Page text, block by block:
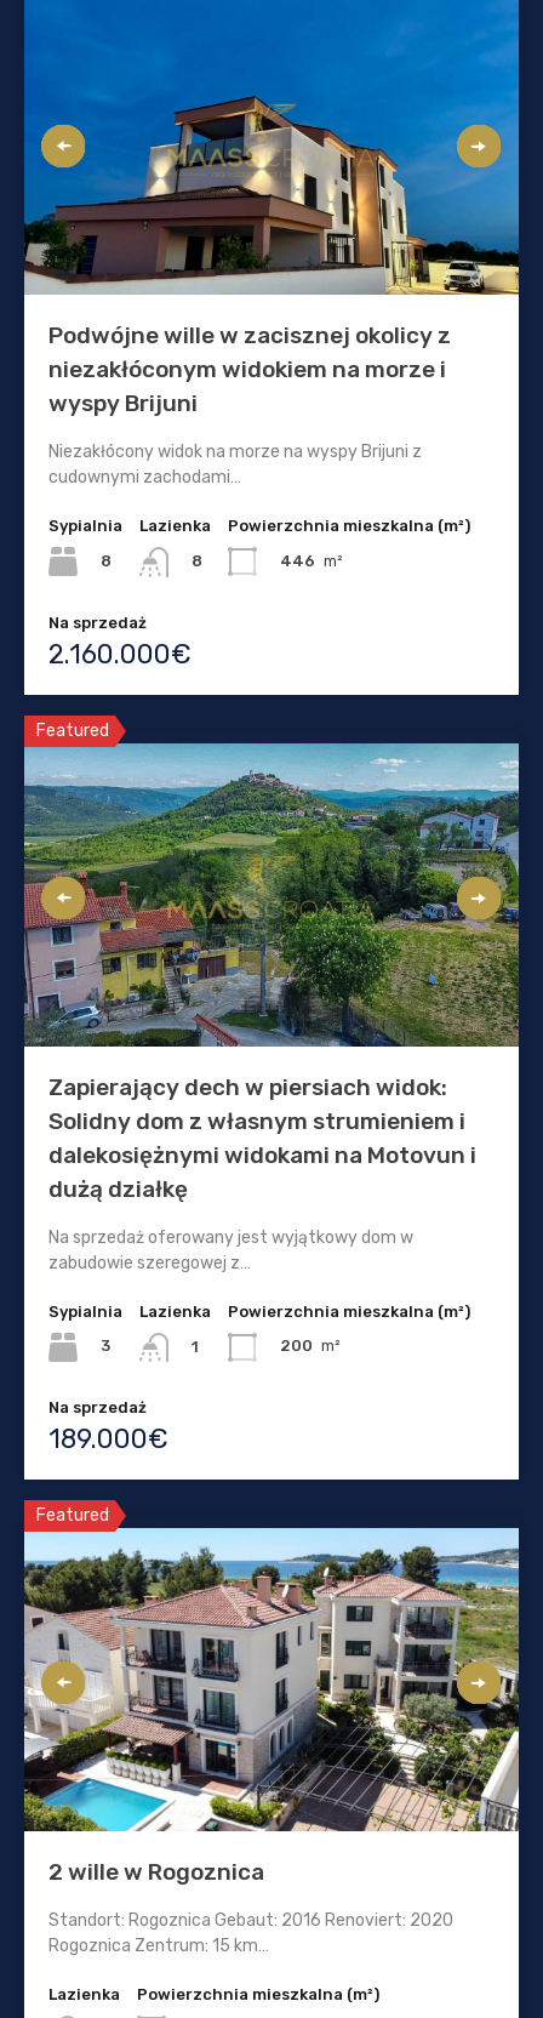
Podwójne wille w zacisznej okolicy z
niezakłóconym widokiem na morze i
wyspy Brijuni
Niezakłócony widok na morze na wyspy Brijuni z
cudownymi zachodami…
Sypialnia
8
Lazienka
8
Powierzchnia mieszkalna (m²)
446 m²
Na sprzedaż
2.160.000€
Featured
Zapierający dech w piersiach widok:
Solidny dom z własnym strumieniem i
dalekosiężnymi widokami na Motovun i
dużą działkę
Na sprzedaż oferowany jest wyjątkowy dom w
zabudowie szeregowej z…
Sypialnia
3
Lazienka
1
Powierzchnia mieszkalna (m²)
200 m²
Na sprzedaż
189.000€
Featured
2 wille w Rogoznica
Standort: Rogoznica Gebaut: 2016 Renoviert: 2020
Rogoznica Zentrum: 15 km…
Lazienka
Powierzchnia mieszkalna (m²)